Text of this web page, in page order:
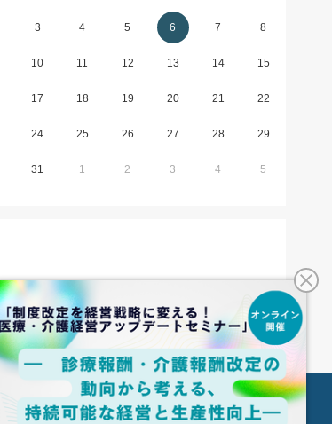
3 4 5 6 7 8
10 11 12 13 14 15
17 18 19 20 21 22
24 25 26 27 28 29
31 1 2 3 4 5